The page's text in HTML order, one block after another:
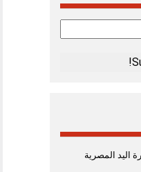
اليد المصرية